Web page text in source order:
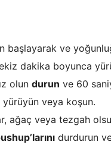
başlayarak ve
dakika boyunca
olun durun ve 60
yürüyün veya koşun.
ağaç veya tezgah
durdurun